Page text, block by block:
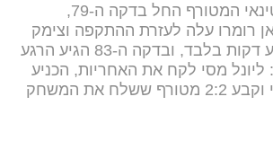
הקאמבק הארגנטינאי המטורף החל בדקה ה-79,
רומרו עלה לעזרת ההתקפה וצימק
ל-2:1. חלפו ארבע דקות בלבד, ובדקה ה-83 הגיע הרגע
מסי לקח את האחריות, הכניע
את השוער המצרי וקבע 2:2 מטורף ששלח את המשחק